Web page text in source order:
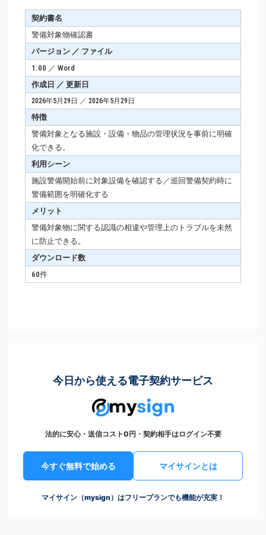
契約書名
警備対象物確認書
バージョン ／ ファイル
1.00 ／ Word
作成日 ／ 更新日
2026年5月29日 ／ 2026年5月29日
特徴
警備対象となる施設・設備・物品の管理状況を事前に明確
化できる。
利用シーン
施設警備開始前に対象設備を確認する／巡回警備契約時に
警備範囲を明確化する
メリット
警備対象物に関する認識の相違や管理上のトラブルを未然
に防止できる。
ダウンロード数
60件
今日から使える電子契約サービス
法的に安心・送信コスト0円・契約相手はログイン不要
今すぐ無料で始める マイサインとは
マイサイン（mysign）はフリープランでも機能が充実！